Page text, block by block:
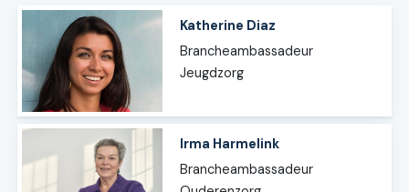
Katherine Diaz
Brancheambassadeur
Jeugdzorg
Irma Harmelink
Brancheambassadeur